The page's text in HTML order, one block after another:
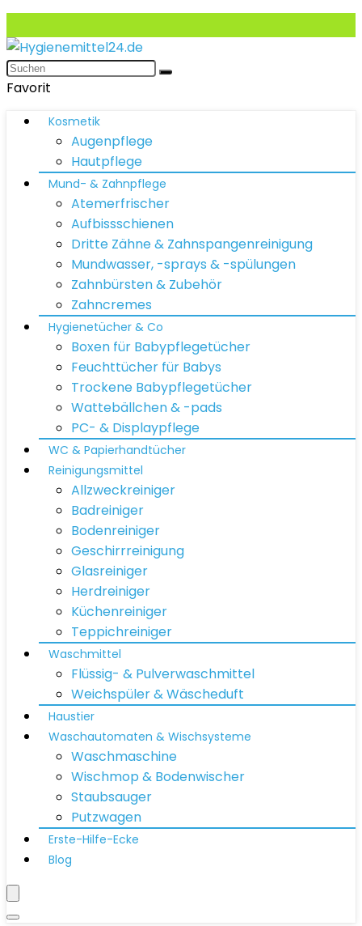
Favorit
Kosmetik
Augenpflege
Hautpflege
Mund- & Zahnpflege
Atemerfrischer
Aufbissschienen
Dritte Zähne & Zahnspangenreinigung
Mundwasser, -sprays & -spülungen
Zahnbürsten & Zubehör
Zahncremes
Hygienetücher & Co
Boxen für Babypflegetücher
Feuchttücher für Babys
Trockene Babypflegetücher
Wattebällchen & -pads
PC- & Displaypflege
WC & Papierhandtücher
Reinigungsmittel
Allzweckreiniger
Badreiniger
Bodenreiniger
Geschirrreinigung
Glasreiniger
Herdreiniger
Küchenreiniger
Teppichreiniger
Waschmittel
Flüssig- & Pulverwaschmittel
Weichspüler & Wäscheduft
Haustier
Waschautomaten & Wischsysteme
Waschmaschine
Wischmop & Bodenwischer
Staubsauger
Putzwagen
Erste-Hilfe-Ecke
Blog